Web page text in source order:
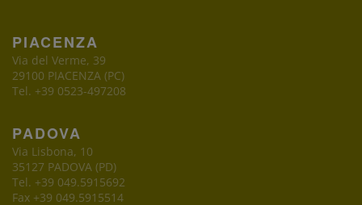
PIACENZA
Via del Verme, 39
29100 PIACENZA (PC)
Tel. +39 0523-497208
PADOVA
Via Lisbona, 10
35127 PADOVA (PD)
Tel. +39 049.5915692
Fax +39 049.5915514